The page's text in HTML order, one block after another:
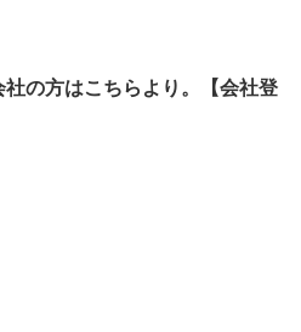
の方はこちらより。
【会社登